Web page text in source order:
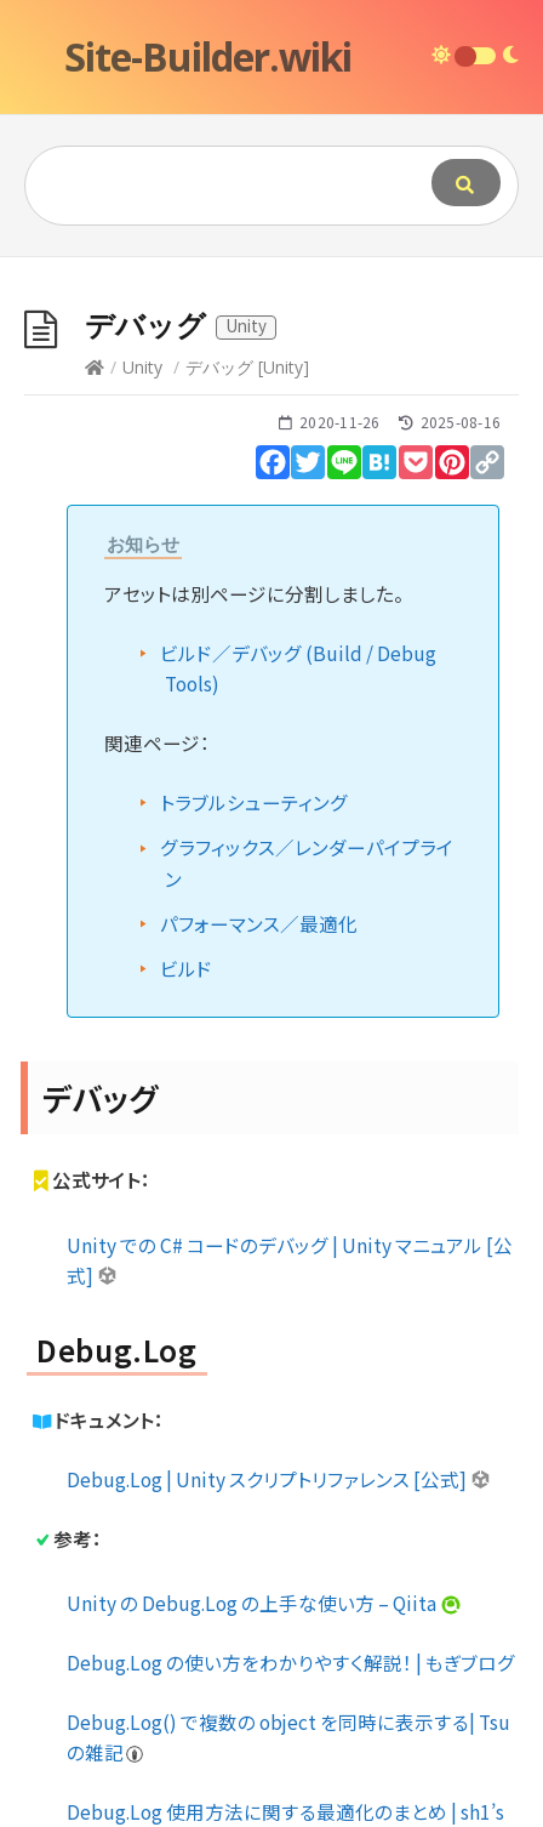
Site-Builder.wiki
デバッグ
Unity
/ Unity / デバッグ [Unity]
2020-11-26 2025-08-16
Facebook
Twitter
Line HatenaPocket
お知らせ
アセットは別ページに分割しました。
ビルド／デバッグ (Build / Debug
Tools)
関連ページ：
トラブルシューティング
グラフィックス／レンダーパイプライ
ン
パフォーマンス／最適化
ビルド
デバッグ
公式サイト：
Unity での C# コードのデバッグ | Unity マニュアル [公
式]
Debug.Log
ドキュメント：
Debug.Log | Unity スクリプトリファレンス [公式]
参考：
Unity の Debug.Log の上手な使い方 – Qiita
Debug.Log の使い方をわかりやすく解説！ | もぎブログ
Debug.Log() で複数の object を同時に表示する| Tsu
の雑記
Debug.Log 使用方法に関する最適化のまとめ | sh1’s